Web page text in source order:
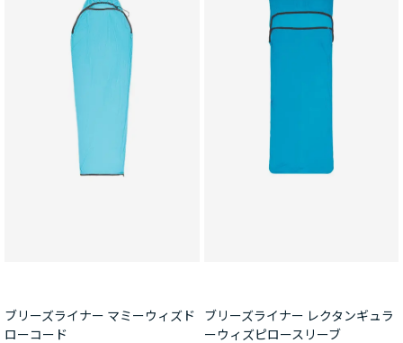
ブリーズライナー マミーウィズド
ローコード
ブリーズライナー レクタンギュラ
ーウィズピロースリーブ